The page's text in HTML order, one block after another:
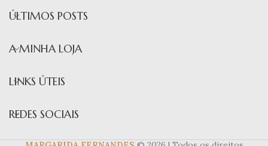
ÚLTIMOS POSTS
A MINHA LOJA
LINKS ÚTEIS
REDES SOCIAIS